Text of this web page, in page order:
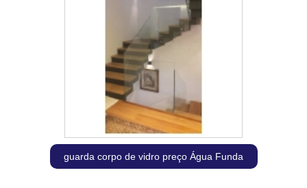
guarda corpo de vidro preço Água Funda